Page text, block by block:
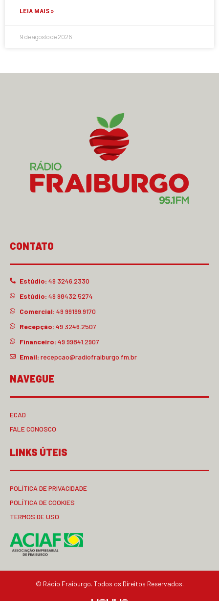
LEIA MAIS »
9 de agosto de 2026
CONTATO
Estúdio: 49 3246.2330
Estúdio: 49 98432.5274
Comercial: 49 99199.9170
Recepção: 49 3246.2507
Financeiro: 49 99841.2907
Email: recepcao@radiofraiburgo.fm.br
NAVEGUE
ECAD
FALE CONOSCO
LINKS ÚTEIS
POLÍTICA DE PRIVACIDADE
POLÍTICA DE COOKIES
TERMOS DE USO
© Rádio Fraiburgo. Todos os Direitos Reservados.